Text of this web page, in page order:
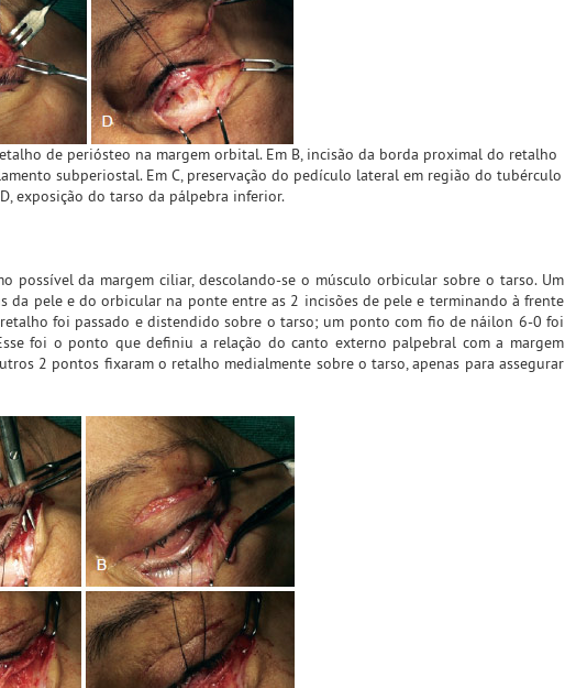
de periósteo na margem orbital. Em B, incisão da borda proximal do retalho
subperiostal. Em C, preservação do pedículo lateral em região do tubérculo
exposição do tarso da pálpebra inferior.
da margem ciliar, descolando-se o músculo orbicular sobre o tarso. Um
pele e do orbicular na ponte entre as 2 incisões de pele e terminando à frente
foi passado e distendido sobre o tarso; um ponto com fio de náilon 6-0 foi
foi o ponto que definiu a relação do canto externo palpebral com a margem
2 pontos fixaram o retalho medialmente sobre o tarso, apenas para assegurar